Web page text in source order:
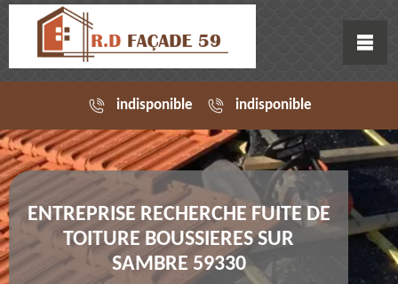
indisponible indisponible
ENTREPRISE RECHERCHE FUITE DE
TOITURE BOUSSIERES SUR
SAMBRE 59330